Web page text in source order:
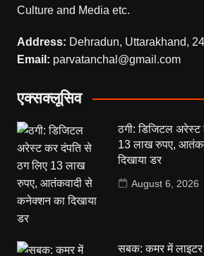
Culture and Media etc.
Address: Dehradun, Uttarakhand,
Email: parvatanchal@gmail.com
एक्सक्लूसिव
ठगी: डिजिटल
13 लाख रुपए,
दिखाया डर
August 6, 2026
सबक: कमर में लाइटर